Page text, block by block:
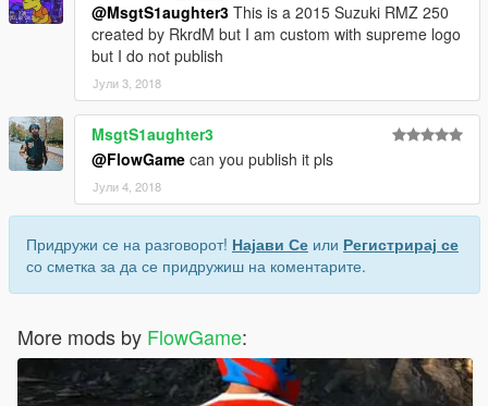
@MsgtS1aughter3 This is a 2015 Suzuki RMZ 250
created by RkrdM but I am custom with supreme logo
but I do not publish
Јули 3, 2018
MsgtS1aughter3
@FlowGame can you publish it pls
Јули 4, 2018
Придружи се на разговорот! Најави Се или Регистрирај се
со сметка за да се придружиш на коментарите.
More mods by FlowGame: